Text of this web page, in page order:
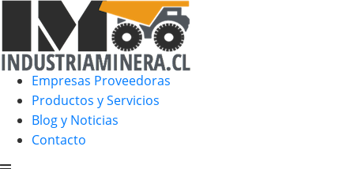
Empresas Proveedoras
Productos y Servicios
Blog y Noticias
Contacto